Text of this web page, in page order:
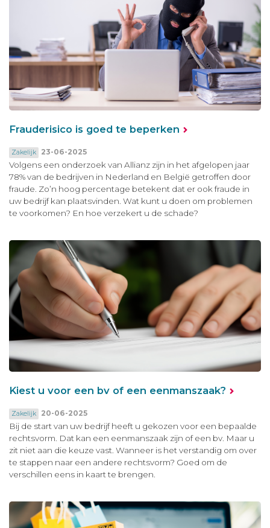
Frauderisico is goed te beperken
Zakelijk 23-06-2025
Volgens een onderzoek van Allianz zijn in het afgelopen jaar
78% van de bedrijven in Nederland en België getroffen door
fraude. Zo’n hoog percentage betekent dat er ook fraude in
uw bedrijf kan plaatsvinden. Wat kunt u doen om problemen
te voorkomen? En hoe verzekert u de schade?
Kiest u voor een bv of een eenmanszaak?
Zakelijk 20-06-2025
Bij de start van uw bedrijf heeft u gekozen voor een bepaalde
rechtsvorm. Dat kan een eenmanszaak zijn of een bv. Maar u
zit niet aan die keuze vast. Wanneer is het verstandig om over
te stappen naar een andere rechtsvorm? Goed om de
verschillen eens in kaart te brengen.